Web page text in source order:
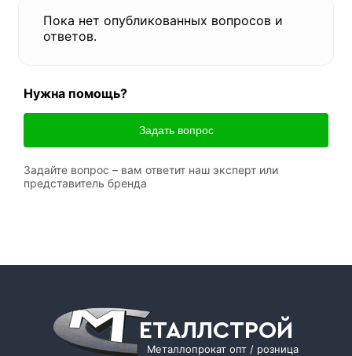
Пока нет опубликованных вопросов и
ответов.
Нужна помощь?
Задать вопрос
Задайте вопрос – вам ответит наш эксперт или
представитель бренда
ЕТАЛЛСТРОЙ
Металлопрокат опт / розница